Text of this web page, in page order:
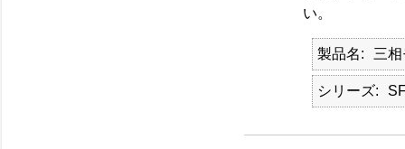
い。
製品名 三
シリーズ